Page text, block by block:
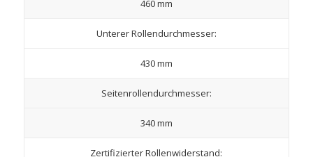
460 mm
Unterer Rollendurchmesser:
430 mm
Seitenrollendurchmesser:
340 mm
Zertifizierter Rollenwiderstand: